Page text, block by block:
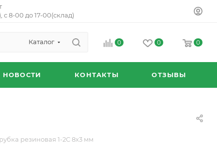
с 8-00 до 17-00(склад)
Каталог 0 0 0
НОВОСТИ КОНТАКТЫ ОТЗЫВЫ
резиновая 1-2С 8х3 мм